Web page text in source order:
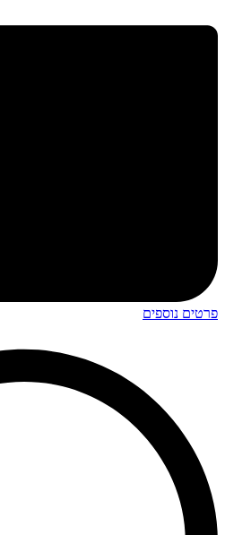
פרטים נוספים